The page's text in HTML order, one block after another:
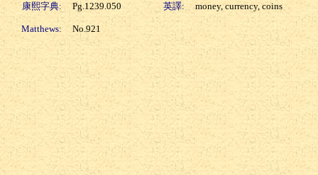
康熙字典: Pg.1239.050 英譯: money, currency, coins
Matthews: No.921